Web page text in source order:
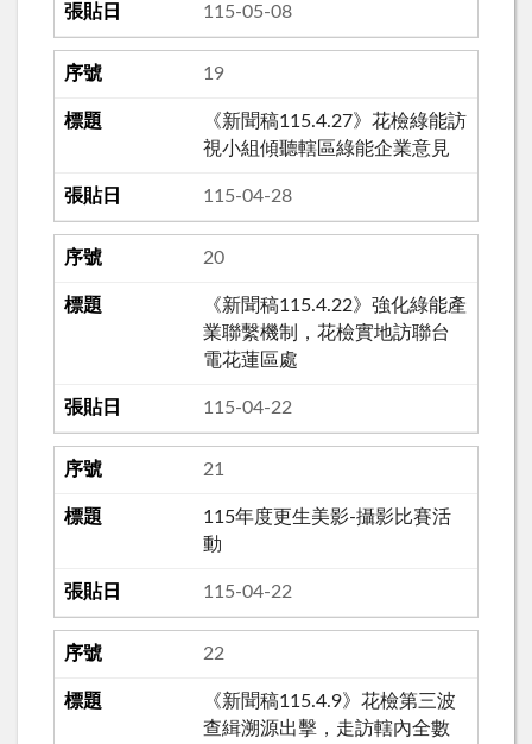
115-05-08
19
《新聞稿115.4.27》花檢綠能訪
視小組傾聽轄區綠能企業意見
115-04-28
20
《新聞稿115.4.22》強化綠能產
業聯繫機制，花檢實地訪聯台
電花蓮區處
115-04-22
21
115年度更生美影-攝影比賽活
動
115-04-22
22
《新聞稿115.4.9》花檢第三波
查緝溯源出擊，走訪轄內全數